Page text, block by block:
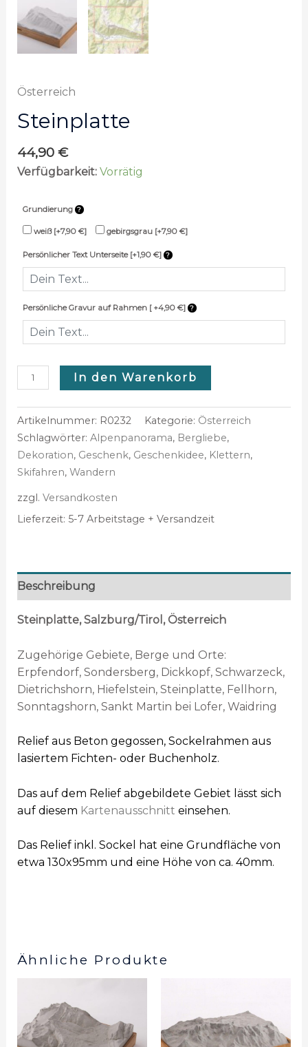
Österreich
Steinplatte
44,90 €
Verfügbarkeit: Vorrätig
Grundierung
weiß [+7,90 €] gebirgsgrau [+7,90 €]
Persönlicher Text Unterseite [+1,90 €]
Persönliche Gravur auf Rahmen [ +4,90 €]
In den Warenkorb
Artikelnummer: R0232 Kategorie: Österreich
Schlagwörter: Alpenpanorama, Bergliebe,
Dekoration, Geschenk, Geschenkidee, Klettern,
Skifahren, Wandern
zzgl. Versandkosten
Lieferzeit: 5-7 Arbeitstage + Versandzeit
Beschreibung
Steinplatte, Salzburg/Tirol, Österreich
Zugehörige Gebiete, Berge und Orte:
Erpfendorf, Sondersberg, Dickkopf, Schwarzeck,
Dietrichshorn, Hiefelstein, Steinplatte, Fellhorn,
Sonntagshorn, Sankt Martin bei Lofer, Waidring
Relief aus Beton gegossen, Sockelrahmen aus
lasiertem Fichten- oder Buchenholz.
Das auf dem Relief abgebildete Gebiet lässt sich
auf diesem Kartenausschnitt einsehen.
Das Relief inkl. Sockel hat eine Grundfläche von
etwa 130x95mm und eine Höhe von ca. 40mm.
Ähnliche Produkte